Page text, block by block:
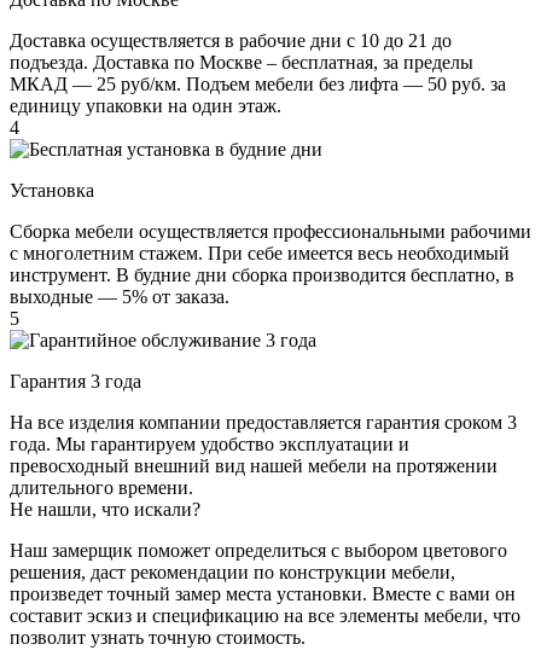
Доставка осуществляется в рабочие дни с 10 до 21 до
подъезда. Доставка по Москве – бесплатная, за пределы
МКАД — 25 руб/км. Подъем мебели без лифта — 50 руб. за
единицу упаковки на один этаж.
4
Установка
Сборка мебели осуществляется профессиональными рабочими
с многолетним стажем. При себе имеется весь необходимый
инструмент. В будние дни сборка производится бесплатно, в
выходные — 5% от заказа.
5
Гарантия 3 года
На все изделия компании предоставляется гарантия сроком 3
года. Мы гарантируем удобство эксплуатации и
превосходный внешний вид нашей мебели на протяжении
длительного времени.
Не нашли, что искали?
Наш замерщик поможет определиться с выбором цветового
решения, даст рекомендации по конструкции мебели,
произведет точный замер места установки. Вместе с вами он
составит эскиз и спецификацию на все элементы мебели, что
позволит узнать точную стоимость.